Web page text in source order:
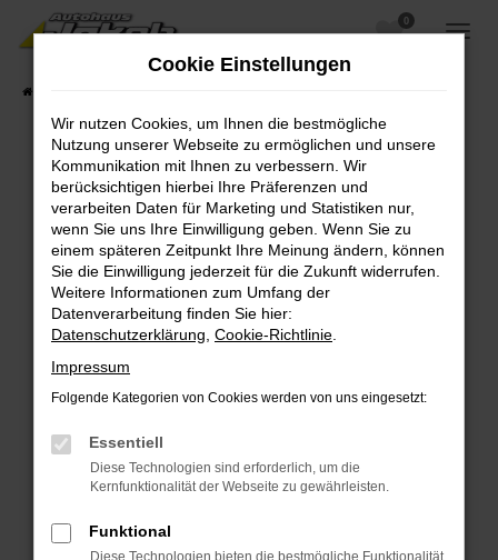
Zum
Hauptinhalt
0
Fehler: Network Error
Beim Laden ist ein Fehler aufgetreten.
Hier sind ein paar Tipps, die dir helfen können:
Überprüfe deine Firewall und deine
Internetverbindung.
Laden andere Webseiten, zum Beispiel deine
Suchmaschine?
Prüfe deine Browsererweiterungen.
Manche Erweiterungen, wie Werbeblocker,
können das Laden bestimmter Seiten
verhindern. Funktioniert die Seite in einem
Fenster?
Cookie Einstellungen
Wir nutzen Cookies, um Ihnen die bestmögliche
Nutzung unserer Webseite zu ermöglichen und unsere
Kommunikation mit Ihnen zu verbessern. Wir
berücksichtigen hierbei Ihre Präferenzen und
verarbeiten Daten für Marketing und Statistiken nur,
wenn Sie uns Ihre Einwilligung geben. Wenn Sie zu
einem späteren Zeitpunkt Ihre Meinung ändern, können
Sie die Einwilligung jederzeit für die Zukunft widerrufen.
Weitere Informationen zum Umfang der
Datenverarbeitung finden Sie hier:
Datenschutzerklärung Cookie-Richtlinie
Impressum
Folgende Kategorien von Cookies werden von uns eingesetzt:
Essentiell
Diese Technologien sind erforderlich, um die
Kernfunktionalität der Webseite zu gewährleisten.
Funktional
Diese Technologien bieten die bestmögliche Funktionalität